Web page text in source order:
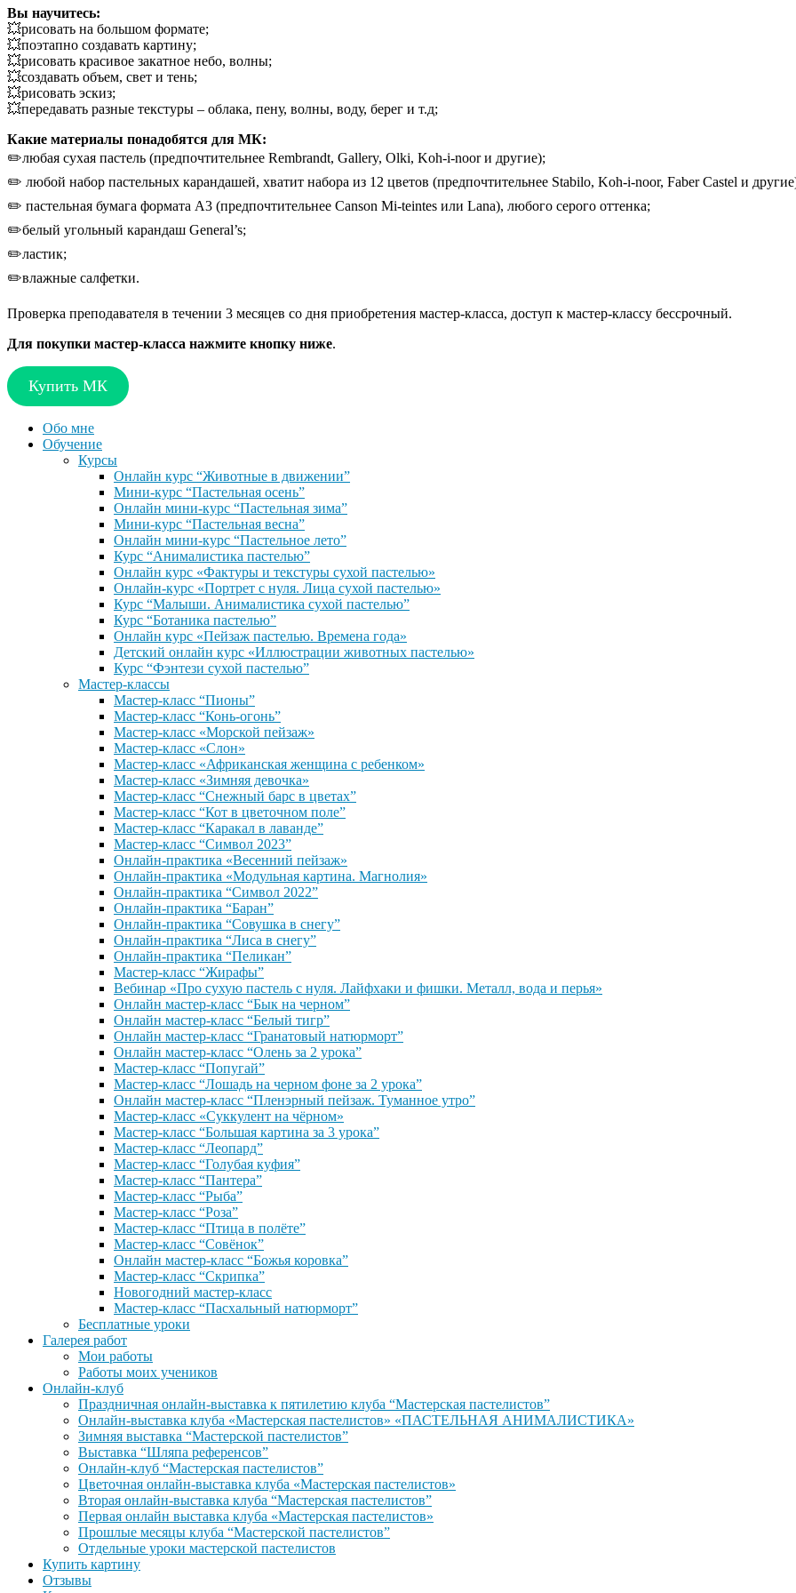
Вы научитесь:
💥рисовать на большом формате;
💥поэтапно создавать картину;
💥рисовать красивое закатное небо, волны;
💥создавать объем, свет и тень;
💥рисовать эскиз;
💥передавать разные текстуры – облака, пену, волны, воду, берег и т.д;
Какие материалы понадобятся для МК:
✏️любая сухая пастель (предпочтительнее Rembrandt, Gallery, Olki, Koh-i-noor и другие);
✏️ любой набор пастельных карандашей, хватит набора из 12 цветов (предпочтительнее Stabilo, Koh-i-noor, Faber Castel и
✏️ пастельная бумага формата А3 (предпочтительнее Canson Mi-teintes или Lana), любого серого оттенка;
✏️белый угольный карандаш General’s;
✏️ластик;
✏️влажные салфетки.
Проверка преподавателя в течении 3 месяцев со дня приобретения мастер-класса, доступ к мастер-классу бессрочный.
Для покупки мастер-класса нажмите кнопку ниже.
Купить МК
Обо мне
Обучение
Курсы
Онлайн курс “Животные в движении”
Мини-курс “Пастельная осень”
Онлайн мини-курс “Пастельная зима”
Мини-курс “Пастельная весна”
Онлайн мини-курс “Пастельное лето”
Курс “Анималистика пастелью”
Онлайн курс «Фактуры и текстуры сухой пастелью»
Онлайн-курс «Портрет с нуля. Лица сухой пастелью»
Курс “Малыши. Анималистика сухой пастелью”
Курс “Ботаника пастелью”
Онлайн курс «Пейзаж пастелью. Времена года»
Детский онлайн курс «Иллюстрации животных пастелью»
Курс “Фэнтези сухой пастелью”
Мастер-классы
Мастер-класс “Пионы”
Мастер-класс “Конь-огонь”
Мастер-класс «Морской пейзаж»
Мастер-класс «Слон»
Мастер-класс «Африканская женщина с ребенком»
Мастер-класс «Зимняя девочка»
Мастер-класс “Снежный барс в цветах”
Мастер-класс “Кот в цветочном поле”
Мастер-класс “Каракал в лаванде”
Мастер-класс “Символ 2023”
Онлайн-практика «Весенний пейзаж»
Онлайн-практика «Модульная картина. Магнолия»
Онлайн-практика “Символ 2022”
Онлайн-практика “Баран”
Онлайн-практика “Совушка в снегу”
Онлайн-практика “Лиса в снегу”
Онлайн-практика “Пеликан”
Мастер-класс “Жирафы”
Вебинар «Про сухую пастель с нуля. Лайфхаки и фишки. Металл, вода и перья»
Онлайн мастер-класс “Бык на черном”
Онлайн мастер-класс “Белый тигр”
Онлайн мастер-класс “Гранатовый натюрморт”
Онлайн мастер-класс “Олень за 2 урока”
Мастер-класс “Попугай”
Мастер-класс “Лошадь на черном фоне за 2 урока”
Онлайн мастер-класс “Пленэрный пейзаж. Туманное утро”
Мастер-класс «Суккулент на чёрном»
Мастер-класс “Большая картина за 3 урока”
Мастер-класс “Леопард”
Мастер-класс “Голубая куфия”
Мастер-класс “Пантера”
Мастер-класс “Рыба”
Мастер-класс “Роза”
Мастер-класс “Птица в полёте”
Мастер-класс “Совёнок”
Онлайн мастер-класс “Божья коровка”
Мастер-класс “Скрипка”
Новогодний мастер-класс
Мастер-класс “Пасхальный натюрморт”
Бесплатные уроки
Галерея работ
Мои работы
Работы моих учеников
Онлайн-клуб
Праздничная онлайн-выставка к пятилетию клуба “Мастерская пастелистов”
Онлайн-выставка клуба «Мастерская пастелистов» «ПАСТЕЛЬНАЯ АНИМАЛИСТИКА»
Зимняя выставка “Мастерской пастелистов”
Выставка “Шляпа референсов”
Онлайн-клуб “Мастерская пастелистов”
Цветочная онлайн-выставка клуба «Мастерская пастелистов»
Вторая онлайн-выставка клуба “Мастерская пастелистов”
Первая онлайн выставка клуба «Мастерская пастелистов»
Прошлые месяцы клуба “Мастерской пастелистов”
Отдельные уроки мастерской пастелистов
Купить картину
Отзывы